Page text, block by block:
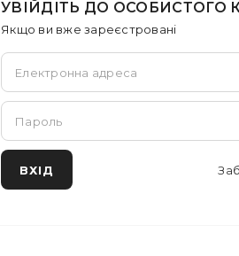
УВІЙДІТЬ ДО ОСОБИСТОГО
Якщо ви вже зареєстровані